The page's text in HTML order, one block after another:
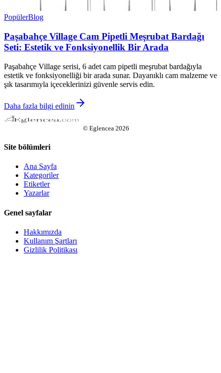
PopülerBlog
Paşabahçe Village Cam Pipetli Meşrubat Bardağı
Seti: Estetik ve Fonksiyonellik Bir Arada
Paşabahçe Village serisi, 6 adet cam pipetli meşrubat bardağıyla
estetik ve fonksiyonelliği bir arada sunar. Dayanıklı cam malzeme ve
şık tasarımıyla içeceklerinizi güvenle servis edin.
Daha fazla bilgi edinin
© Eglencea 2026
Site bölümleri
Ana Sayfa
Kategoriler
Etiketler
Yazarlar
Genel sayfalar
Hakkımızda
Kullanım Şartları
Gizlilik Politikası